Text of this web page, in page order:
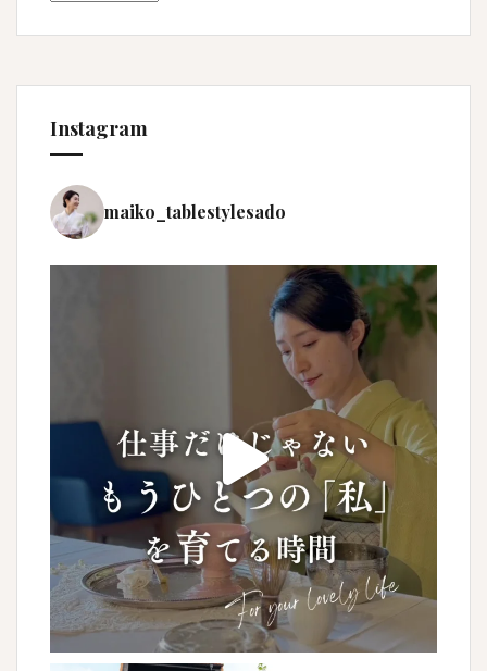
Instagram
maiko_tablestylesado